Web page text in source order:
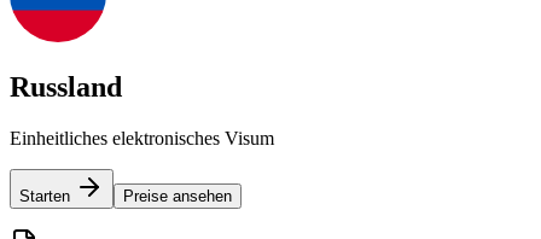
Russland
Einheitliches elektronisches Visum
Starten Preise ansehen